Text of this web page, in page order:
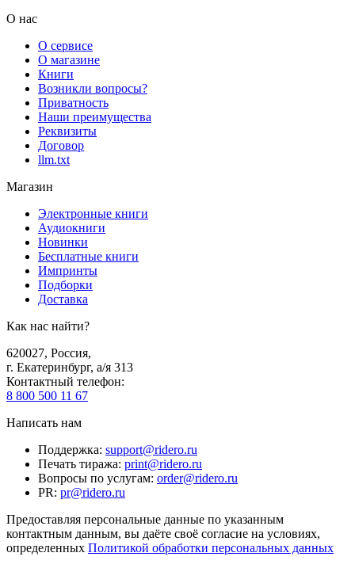
О нас
О сервисе
О магазине
Книги
Возникли вопросы?
Приватность
Наши преимущества
Реквизиты
Договор
llm.txt
Магазин
Электронные книги
Аудиокниги
Новинки
Бесплатные книги
Импринты
Подборки
Доставка
Как нас найти?
620027, Россия,
г. Екатеринбург, а/я 313
Контактный телефон:
8 800 500 11 67
Написать нам
Поддержка: support@ridero.ru
Печать тиража: print@ridero.ru
Вопросы по услугам: order@ridero.ru
PR: pr@ridero.ru
Предоставляя персональные данные по указанным
контактным данным, вы даёте своё согласие на условиях,
определенных Политикой обработки персональных данных